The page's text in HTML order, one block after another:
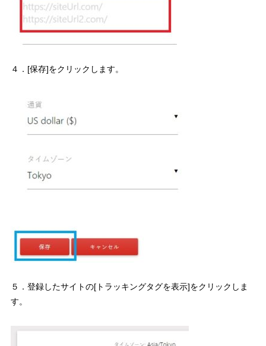
４．[保存]をクリックします。
５．登録したサイトの[トラッキングタグを表示]をクリックしま
す。